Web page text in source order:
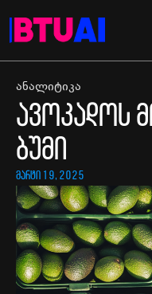
ანალიტიკა
ავოკადოს
ბუმი
მარტი 19, 2025